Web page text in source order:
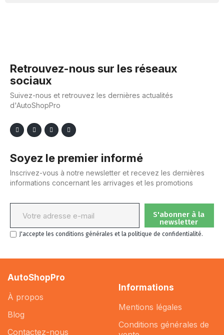
Retrouvez-nous sur les réseaux
sociaux
Suivez-nous et retrouvez les dernières actualités
d'AutoShopPro
Soyez le premier informé
Inscrivez-vous à notre newsletter et recevez les dernières
informations concernant les arrivages et les promotions
S'abonner à la
newsletter
J'accepte les conditions générales et la politique de confidentialité.
AutoShopPro
À propos
Blog
Contactez-nous
Informations
Mentions légales
Conditions générales de